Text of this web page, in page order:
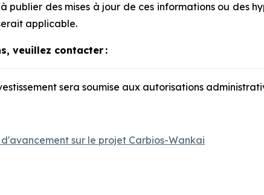
publier des mises à jour de ces informations ou des
applicable.
veuillez contacter :
sera soumise aux autorisations
d'avancement sur le projet Carbios-Wankai